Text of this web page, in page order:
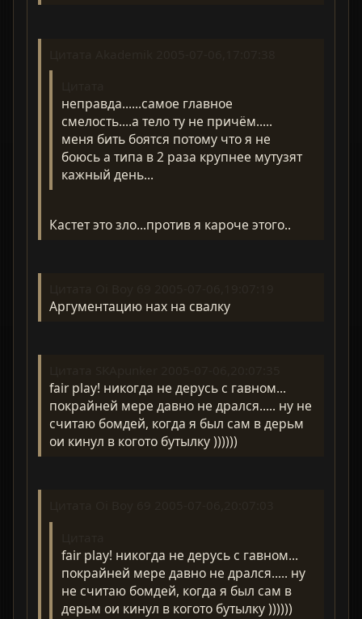
неправда......самое главное
смелость....а тело ту не причём.....
меня бить боятся потому что я не
боюсь а типа в 2 раза крупнее мутузят
кажный день...
Кастет это зло...против я кароче этого..
Аргументацию нах на свалку
fair play! никогда не дерусь с гавном...
покрайней мере давно не дрался..... ну не
считаю бомдей, когда я был сам в дерьм
ои кинул в когото бутылку ))))))
fair play! никогда не дерусь с гавном...
покрайней мере давно не дрался..... ну
не считаю бомдей, когда я был сам в
дерьм ои кинул в когото бутылку ))))))